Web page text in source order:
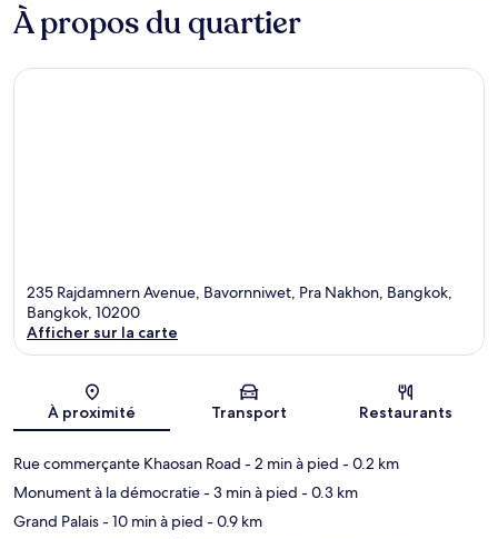
À propos du quartier
235 Rajdamnern Avenue, Bavornniwet, Pra Nakhon, Bangkok,
Bangkok, 10200
Afficher sur la carte
À proximité Transport Restaurants
Rue commerçante Khaosan Road - 2 min à pied - 0.2 km
Monument à la démocratie- 3 min à pied - 0.3 km
Grand Palais- 10 min à pied - 0.9 km